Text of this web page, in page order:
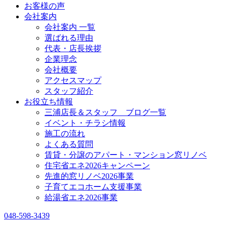
お客様の声
会社案内
会社案内 一覧
選ばれる理由
代表・店長挨拶
企業理念
会社概要
アクセスマップ
スタッフ紹介
お役立ち情報
三浦店長＆スタッフ ブログ一覧
イベント・チラシ情報
施工の流れ
よくある質問
賃貸・分譲のアパート・マンション窓リノベ
住宅省エネ2026キャンペーン
先進的窓リノベ2026事業
子育てエコホーム支援事業
給湯省エネ2026事業
048-598-3439